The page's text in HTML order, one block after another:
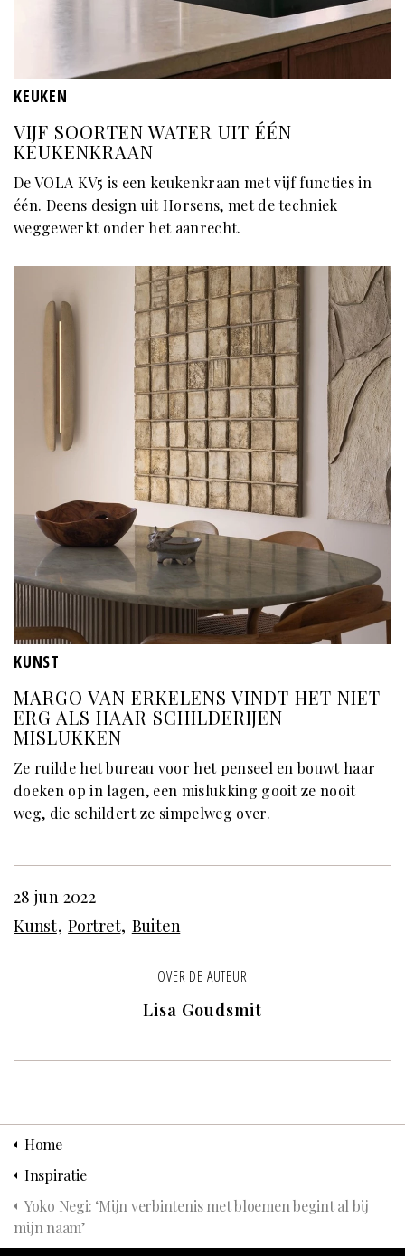
KEUKEN
VIJF SOORTEN WATER UIT ÉÉN
KEUKENKRAAN
De VOLA KV5 is een keukenkraan met vijf functies in
één. Deens design uit Horsens, met de techniek
weggewerkt onder het aanrecht.
KUNST
MARGO VAN ERKELENS VINDT HET NIET
ERG ALS HAAR SCHILDERIJEN
MISLUKKEN
Ze ruilde het bureau voor het penseel en bouwt haar
doeken op in lagen, een mislukking gooit ze nooit
weg, die schildert ze simpelweg over.
28 jun 2022
Kunst Portret Buiten
OVER DE AUTEUR
Lisa Goudsmit
Home
Inspiratie
Yoko Negi: ‘Mijn verbintenis met bloemen begint al bij
mijn naam’